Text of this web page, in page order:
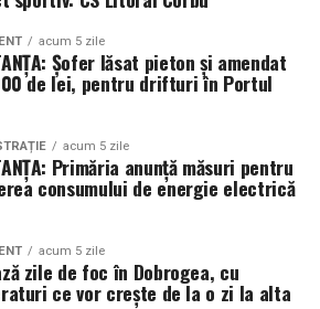
parfumurile mai calde și
propune o atmosferă complet
de cocos și lemnul de santal
inspirată de zilele petrecute la
tropicale. Este un
prospețimea fructelor cu confortul
fiind ideal pentru serile
acum 5 zile
Șofer lăsat pieton și amendat
de lei, pentru drifturi în Portul
acum 5 zile
Primăria anunță măsuri pentru
consumului de energie electrică
acum 5 zile
zile de foc în Dobrogea, cu
ce vor crește de la o zi la alta